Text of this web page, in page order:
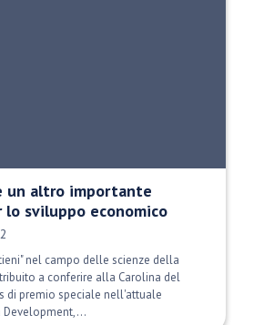
un altro importante
lo sviluppo economico
nel campo delle scienze della
a conferire alla Carolina del
di premio speciale nell'attuale
Development,...